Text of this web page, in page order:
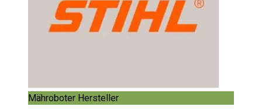
Mähroboter Hersteller